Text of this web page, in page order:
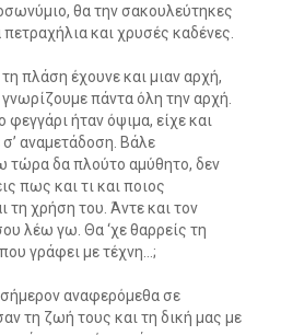
θα την σακουλεύτηκες
και χρυσές καδένες.
πλάση έχουνε και μιαν αρχή,
γνωρίζουμε πάντα όλη την αρχή.
ήταν όψιμα, είχε και
σ’ αναμετάδοση. Βάλε
τώρα δα πλούτο αμύθητο, δεν
πως και τι και ποιος
τη χρήση του. Άντε και τον
λέω γω. Θα ‘χε θαρρείς τη
γράφει με τέχνη…;
αναφερόμεθα σε
τη ζωή τους και τη δική μας με